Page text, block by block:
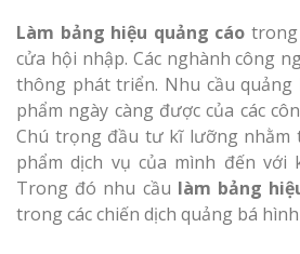
Làm bảng hiệu quảng cáo
cửa hội nhập. Các nghành công
thông phát triển. Nhu cầu
phẩm ngày càng được của các
Chú trọng đầu tư kĩ lưỡng nhằm
phẩm dịch vụ của mình đến với
Trong đó nhu cầu làm bảng
trong các chiến dịch quảng bá
Làm bảng hiệu gỗ tại
Biên Hòa